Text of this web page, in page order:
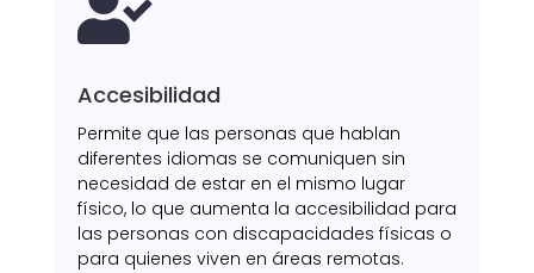

Accesibilidad
Permite que las personas que hablan
diferentes idiomas se comuniquen sin
necesidad de estar en el mismo lugar
físico, lo que aumenta la accesibilidad para
las personas con discapacidades físicas o
para quienes viven en áreas remotas.